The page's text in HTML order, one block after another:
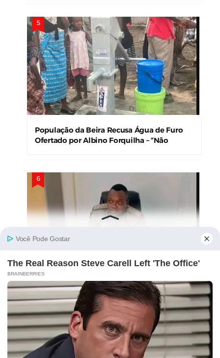
População da Beira Recusa Água de Furo
Ofertado por Albino Forquilha – “Não
Comandante Nacional Da UIR Para
Reconhecimento É “Assassinado”! Crime
Levanta Alerta Nas Forças De Segurança